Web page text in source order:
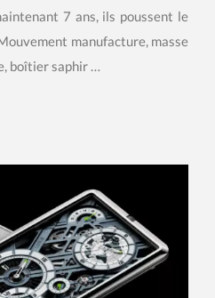
7 ans, ils poussent le
manufacture, masse
boîtier saphir …